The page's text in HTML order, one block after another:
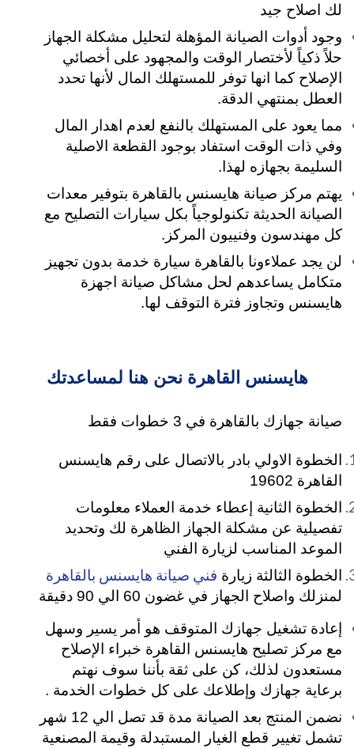
لك اصلاح جيد
وجود أدوات الصيانة المؤهلة لتحليل مشكلة الجهاز
حلاً ذكياً لأختصار الوقت والمجهود على أخصائي
الإصلاح كما انها توفر للمستهلك المال لأنها تحدد
العطل بمنتهي الدقة.
مما يعود على المستهلك بالنفع لعدم اهدار المال
وفي ذات الوقت استفاد بوجود القطعة الاصلية
السليمة بجهازه لهذا.
يهتم مركز صيانة هايسنس بالقاهرة بتوفير معدات
الصيانة الحديثة تكنولوجياً بكل سيارات التصليح مع
كل مهندسون وفنييون المركز.
لن يجد عملاءونا بالقاهرة سيارة خدمة بدون تجهيز
متكامل يساعدهم لحل مشاكل صيانة اجهزة
هايسنس وتجاوز فترة التوقف لها.
هايسنس القاهرة نحن هنا لمساعدتك
صيانة جهازك بالقاهرة في 3 خطوات فقط
الخطوة الاولي بادر بالاتصال على رقم هايسنس
القاهرة 19602
الخطوة الثانية إعطاء خدمة العملاء معلومات
تفصيلية عن مشكلة الجهاز الظاهرة لك وتحديد
الموعد المناسب لزيارة الفني
الخطوة الثالثة زيارة فني صيانة هايسنس بالقاهرة
لمنزلك واصلاح الجهاز في غضون 60 الي 90 دقيقة
إعادة تشغيل جهازك المتوقف هو أمر يسير وسهل
مع مركز تصليح هايسنس القاهرة خبراء الإصلاح
مستعدون لذلك، كن على ثقة بأننا سوف نهتم
برعاية جهازك وإطلاعك على كل خطوات الخدمة .
نضمن المنتج بعد الصيانة مدة قد تصل الي 12 شهر
تشمل تغيير قطع الغيار المستبدلة وقيمة المصنعية